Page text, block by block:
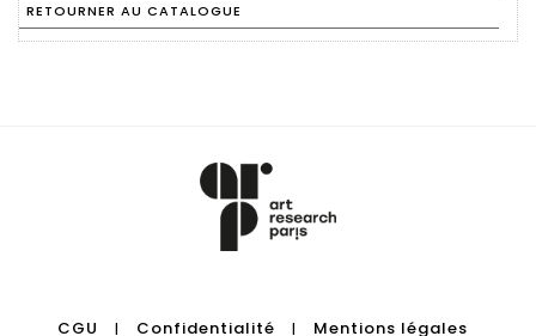
RETOURNER AU CATALOGUE
CGU | Confidentialité | Mentions légales